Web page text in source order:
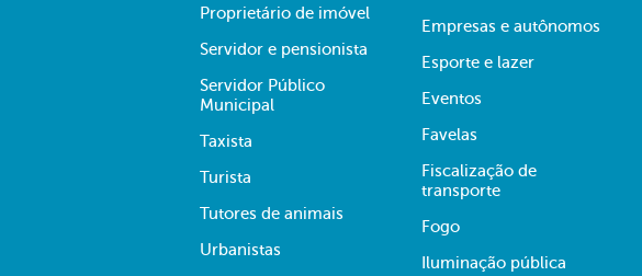
Proprietário de imóvel
Servidor e pensionista
Servidor Público
Municipal
Taxista
Turista
Tutores de animais
Urbanistas
Empresas e autônomos
Esporte e lazer
Eventos
Favelas
Fiscalização de
transporte
Fogo
Iluminação pública